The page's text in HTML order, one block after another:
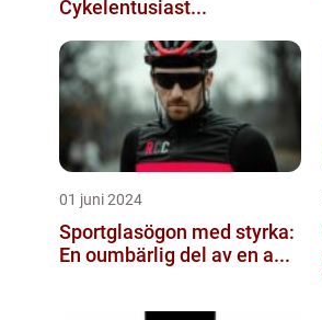
Cykelentusiast...
01 juni 2024
Sportglasögon med styrka:
En oumbärlig del av en a...